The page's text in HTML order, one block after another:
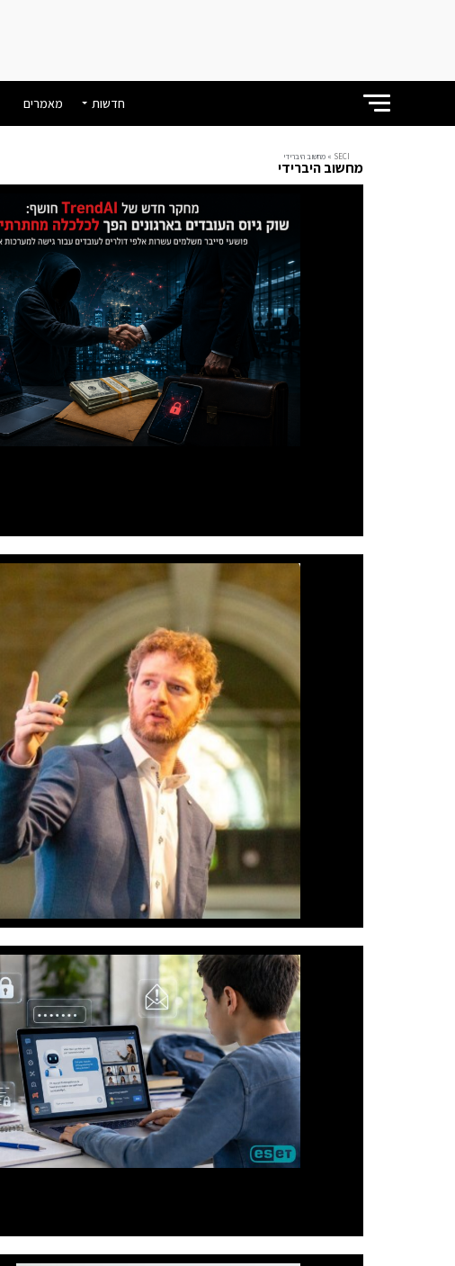
חדשות מאמרים
SECI
» מחשוב היברידי
מחשוב היברידי